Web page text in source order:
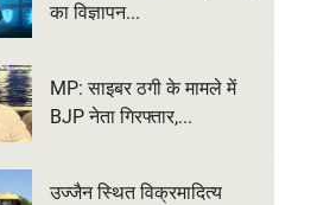
का विज्ञापन...
MP: साइबर ठगी के मामले में
BJP नेता गिरफ्तार,...
उज्जैन स्थित विक्रमादित्य